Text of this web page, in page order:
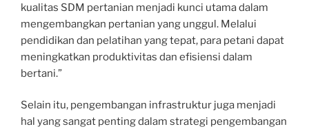
kualitas SDM pertanian menjadi kunci utama dalam
mengembangkan pertanian yang unggul. Melalui
pendidikan dan pelatihan yang tepat, para petani dapat
meningkatkan produktivitas dan efisiensi dalam
bertani.”
Selain itu, pengembangan infrastruktur juga menjadi
hal yang sangat penting dalam strategi pengembangan